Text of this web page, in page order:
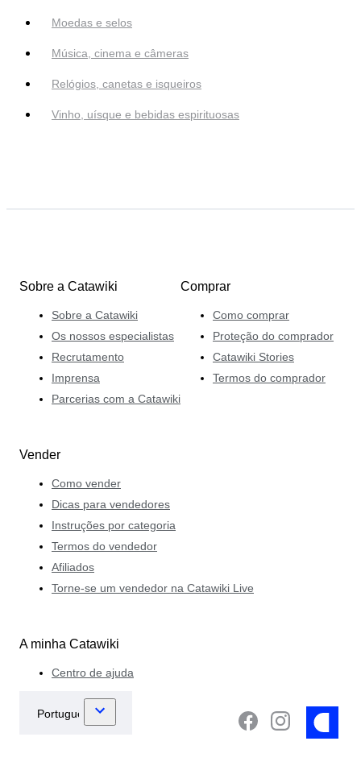
Moedas e selos
Música, cinema e câmeras
Relógios, canetas e isqueiros
Vinho, uísque e bebidas espirituosas
Sobre a Catawiki
Sobre a Catawiki
Os nossos especialistas
Recrutamento
Imprensa
Parcerias com a Catawiki
Comprar
Como comprar
Proteção do comprador
Catawiki Stories
Termos do comprador
Vender
Como vender
Dicas para vendedores
Instruções por categoria
Termos do vendedor
Afiliados
Torne-se um vendedor na Catawiki Live
A minha Catawiki
Centro de ajuda